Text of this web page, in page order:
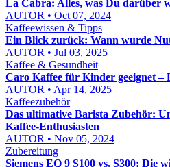
La Cabra: Alles, was Du darüber
AUTOR • Oct 07, 2024
Kaffeewissen & Tipps
Ein Blick zurück: Wann wurde
AUTOR • Jul 03, 2025
Kaffee & Gesundheit
Caro Kaffee für Kinder geeignet –
AUTOR • Apr 14, 2025
Kaffeezubehör
Das ultimative Barista Zubehör:
Kaffee-Enthusiasten
AUTOR • Nov 05, 2024
Zubereitung
Siemens EQ 9 S100 vs. S300: Die